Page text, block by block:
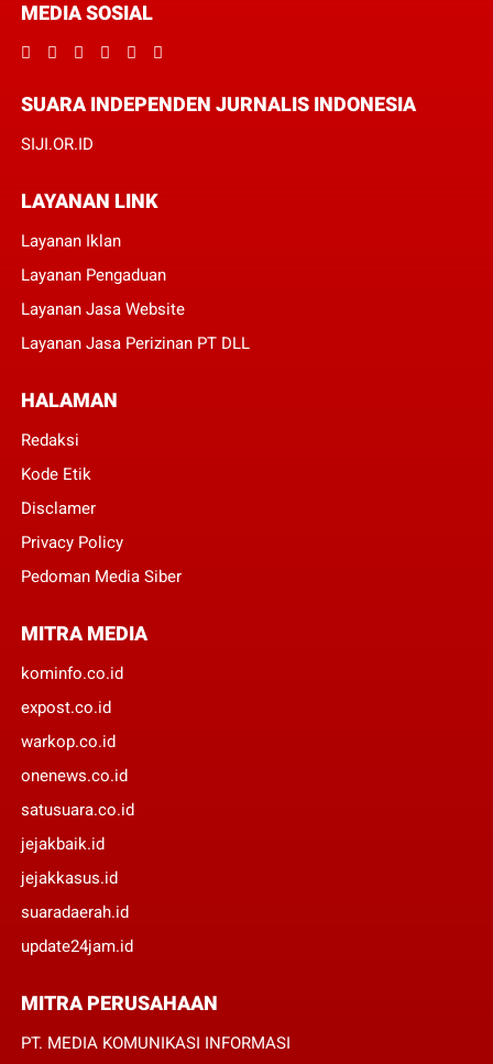
MEDIA SOSIAL
SUARA INDEPENDEN JURNALIS INDONESIA
SIJI.OR.ID
LAYANAN LINK
Layanan Iklan
Layanan Pengaduan
Layanan Jasa Website
Layanan Jasa Perizinan PT DLL
HALAMAN
Redaksi
Kode Etik
Disclamer
Privacy Policy
Pedoman Media Siber
MITRA MEDIA
kominfo.co.id
expost.co.id
warkop.co.id
onenews.co.id
satusuara.co.id
jejakbaik.id
jejakkasus.id
suaradaerah.id
update24jam.id
MITRA PERUSAHAAN
PT. MEDIA KOMUNIKASI INFORMASI